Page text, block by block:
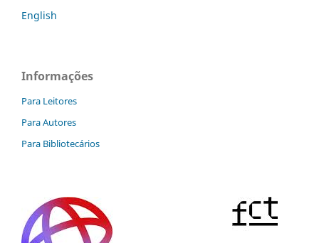
English
Informações
Para Leitores
Para Autores
Para Bibliotecários